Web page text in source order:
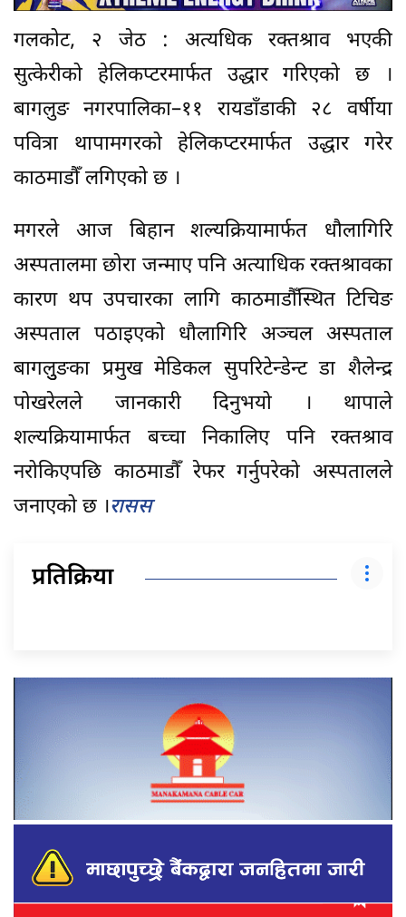
गलकोट, २ जेठ : अत्यधिक रक्तश्राव भएकी
सुत्केरीको हेलिकप्टरमार्फत उद्धार गरिएको छ ।
बागलुङ नगरपालिका–११ रायडाँडाकी २८ वर्षीया
पवित्रा थापामगरको हेलिकप्टरमार्फत उद्धार गरेर
काठमाडौँ लगिएको छ ।
मगरले आज बिहान शल्यक्रियामार्फत धौलागिरि
अस्पतालमा छोरा जन्माए पनि अत्याधिक रक्तश्रावका
कारण थप उपचारका लागि काठमाडौँस्थित टिचिङ
अस्पताल पठाइएको धौलागिरि अञ्चल अस्पताल
बागलुुङका प्रमुख मेडिकल सुपरिटेन्डेन्ट डा शैलेन्द्र
पोखरेलले जानकारी दिनुभयो । थापाले
शल्यक्रियामार्फत बच्चा निकालिए पनि रक्तश्राव
नरोकिएपछि काठमाडौँ रेफर गर्नुपरेको अस्पतालले
जनाएको छ ।रासस
प्रतिक्रिया